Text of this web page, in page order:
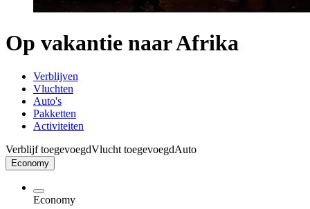
Op vakantie naar Afrika
Verblijven
Vluchten
Auto's
Pakketten
Activiteiten
Verblijf toegevoegdVlucht toegevoegdAuto
Economy
Economy